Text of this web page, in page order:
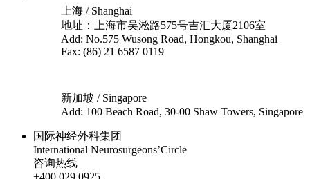
上海 / Shanghai
地址：上海市吴淞路575号吉汇大厦2106室
Add: No.575 Wusong Road, Hongkou, Shanghai
Fax: (86) 21 6587 0119
新加坡 / Singapore
Add: 100 Beach Road, 30-00 Shaw Towers, Singapore
国际神经外科集团
International Neurosurgeons’Circle
咨询热线
+400 029 0925